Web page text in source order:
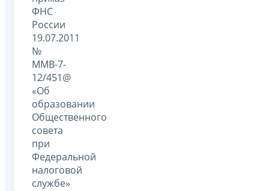
ФНС
России
19.07.2011
№
ММВ-7-
12/451@
«Об
образовании
Общественного
совета
при
Федеральной
налоговой
службе»